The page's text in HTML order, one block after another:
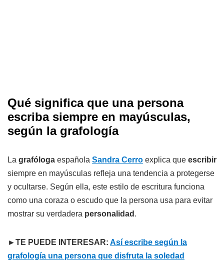
Qué significa que una persona
escriba siempre en mayúsculas,
según la grafología
La grafóloga española Sandra Cerro explica que escribir
siempre en mayúsculas refleja una tendencia a protegerse
y ocultarse. Según ella, este estilo de escritura funciona
como una coraza o escudo que la persona usa para evitar
mostrar su verdadera personalidad .
►TE PUEDE INTERESAR: Así escribe según la
grafología una persona que disfruta la soledad